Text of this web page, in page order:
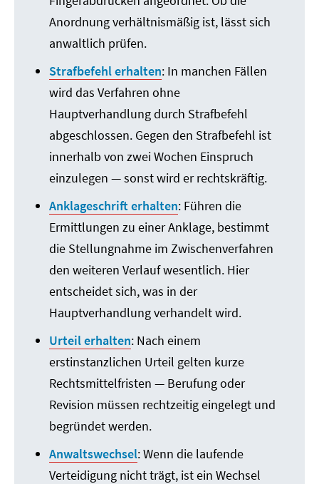
Anordnung verhältnismäßig ist, lässt sich
anwaltlich prüfen.
Strafbefehl erhalten: In manchen Fällen
wird das Verfahren ohne
Hauptverhandlung durch Strafbefehl
abgeschlossen. Gegen den Strafbefehl ist
innerhalb von zwei Wochen Einspruch
einzulegen — sonst wird er rechtskräftig.
Anklageschrift erhalten: Führen die
Ermittlungen zu einer Anklage, bestimmt
die Stellungnahme im Zwischenverfahren
den weiteren Verlauf wesentlich. Hier
entscheidet sich, was in der
Hauptverhandlung verhandelt wird.
Urteil erhalten: Nach einem
erstinstanzlichen Urteil gelten kurze
Rechtsmittelfristen — Berufung oder
Revision müssen rechtzeitig eingelegt und
begründet werden.
Anwaltswechsel: Wenn die laufende
Verteidigung nicht trägt, ist ein Wechsel